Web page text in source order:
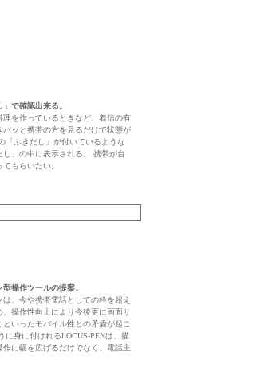
で確認出来る。
を作っているときなど、着信の有
ッと携帯の方を見るだけで状態が
「ふきだし」が付いているような
」の中に表示される。 携帯が台
もらいたい。
操作ツールの提案。
、今や携帯電話としての枠を超え
操作性向上により今後更に画面サ
いったモバイル性との矛盾が起こ
身に付けれるLOCUS-PENは、描
に幅を広げるだけでなく、電話主